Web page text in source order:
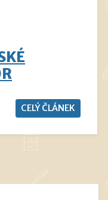
CELÝ ČLÁNEK